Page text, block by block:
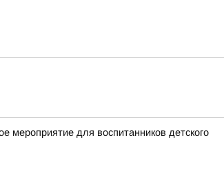
мероприятие для воспитанников детского